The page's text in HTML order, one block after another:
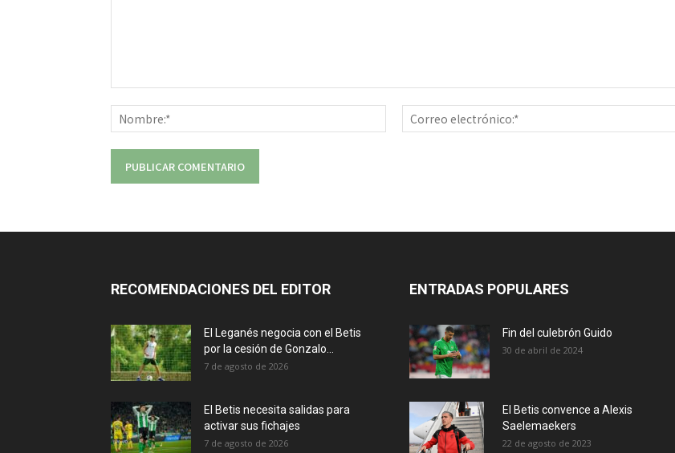
Nombre:*
RECOMENDACIONES DEL EDITOR
El Leganés negocia con el Betis
por la cesión de Gonzalo...
7 de agosto de 2026
El Betis necesita salidas para
activar sus fichajes
7 de agosto de 2026
ENTRADAS POPULARES
Fin del culebrón Guido
30 de abril de 2024
El Betis convence a Alexis
Saelemaekers
22 de agosto de 2023